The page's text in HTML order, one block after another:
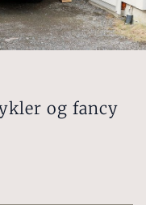
og fancy